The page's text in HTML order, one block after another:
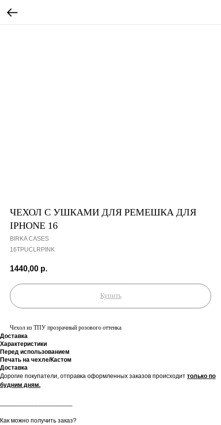
ЧЕХОЛ С УШКАМИ ДЛЯ РЕМЕШКА ДЛЯ
IPHONE 16
BIRKA CASES
16TPUСLRPINK
1440,00 р.
Купить
Чехол из ТПУ прозрачный розового оттенка
Доставка
Характеристики
Перед использованием
Печать на чехле/Кастом
Доставка
Дорогие покупатели, отправка оформленных заказов происходит только по
будним дням.
Как можно получить заказ?